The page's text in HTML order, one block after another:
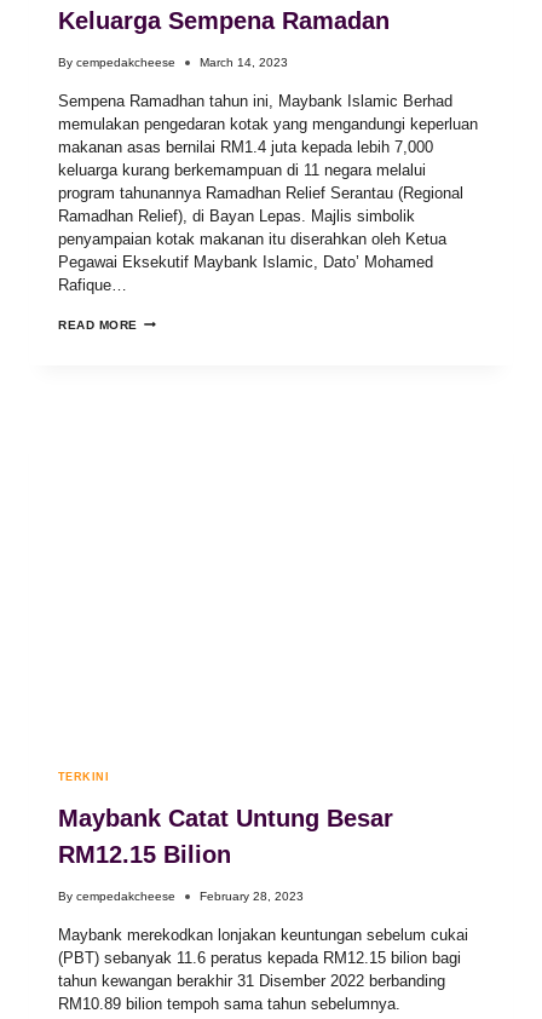
Keluarga Sempena Ramadan
By cempedakcheese March 14, 2023
Sempena Ramadhan tahun ini, Maybank Islamic Berhad
memulakan pengedaran kotak yang mengandungi keperluan
makanan asas bernilai RM1.4 juta kepada lebih 7,000
keluarga kurang berkemampuan di 11 negara melalui
program tahunannya Ramadhan Relief Serantau (Regional
Ramadhan Relief), di Bayan Lepas. Majlis simbolik
penyampaian kotak makanan itu diserahkan oleh Ketua
Pegawai Eksekutif Maybank Islamic, Dato’ Mohamed
Rafique…
READ MORE
TERKINI
Maybank Catat Untung Besar
RM12.15 Bilion
By cempedakcheese February 28, 2023
Maybank merekodkan lonjakan keuntungan sebelum cukai
(PBT) sebanyak 11.6 peratus kepada RM12.15 bilion bagi
tahun kewangan berakhir 31 Disember 2022 berbanding
RM10.89 bilion tempoh sama tahun sebelumnya.